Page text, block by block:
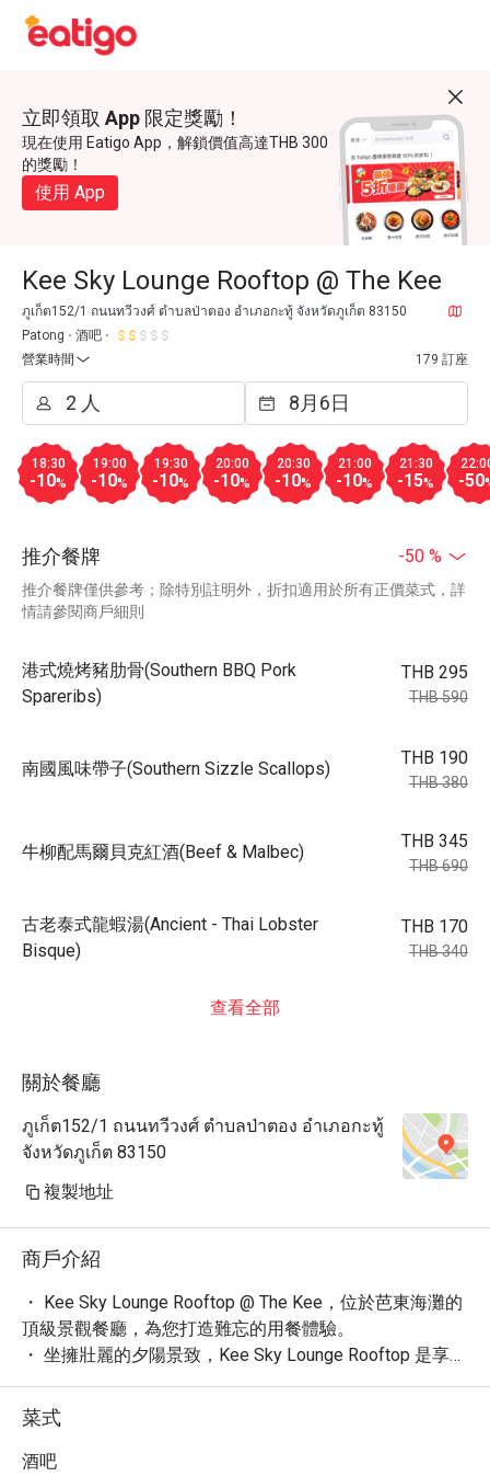
立即領取 App 限定獎勵！
現在使用 Eatigo App，解鎖價值高達THB 300
的獎勵！
使用 App
Kee Sky Lounge Rooftop @ The Kee
ภูเก็ต152/1 ถนนทวีวงศ์ ตำบลป่าตอง อำเภอกะทู้ จังหวัดภูเก็ต 83150
Patong
酒吧
營業時間
179 訂座
18:30
-10%
19:00
-10%
19:30
-10%
20:00
-10%
20:30
-10%
21:00
-10%
21:30
-15% -50
推介餐牌 -50 %
推介餐牌僅供參考；除特別註明外，折扣適用於所有正價菜式，詳
情請參閱商戶細則
港式燒烤豬肋骨(Southern BBQ Pork
Spareribs)
THB 295
THB 590
南國風味帶子(Southern Sizzle Scallops)
THB 190
THB 380
牛柳配馬爾貝克紅酒(Beef & Malbec)
THB 345
THB 690
古老泰式龍蝦湯(Ancient - Thai Lobster
Bisque)
THB 170
THB 340
查看全部
關於餐廳
ภูเก็ต152/1 ถนนทวีวงศ์ ตำบลป่าตอง อำเภอกะทู้
จังหวัดภูเก็ต 83150
複製地址
商戶介紹
・ Kee Sky Lounge Rooftop @ The Kee，位於芭東海灘的
頂級景觀餐廳，為您打造難忘的用餐體驗。
・ 坐擁壯麗的夕陽景致，Kee Sky Lounge Rooftop 是享受
精緻晚餐與創意調酒的理想場所。
・ 憑藉其新潮、高級的氛圍，這裡成為眾多遊客慶祝生
日、享用浪漫晚餐的首選，更以絕佳的日落景色與獨特調
酒贏得 4.5 星好評。
菜式
酒吧